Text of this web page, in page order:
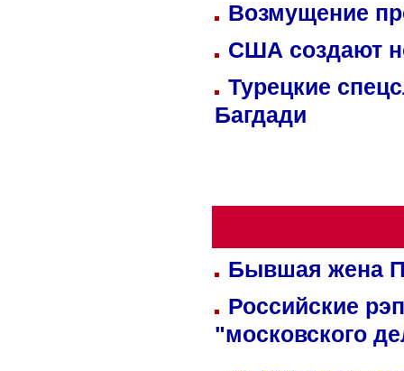
Возмущение
США создают
Турецкие
Багдади
Бывшая жена
Российские
"московского